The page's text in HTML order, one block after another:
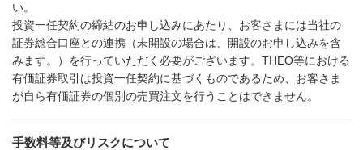
い。
投資一任契約の締結のお申し込みにあたり、お客さまには当社の
証券総合口座との連携（未開設の場合は、開設のお申し込みを含
みます。）を行っていただく必要がございます。THEO等における
有価証券取引は投資一任契約に基づくものであるため、お客さま
が自ら有価証券の個別の売買注文を行うことはできません。
手数料等及びリスクについて